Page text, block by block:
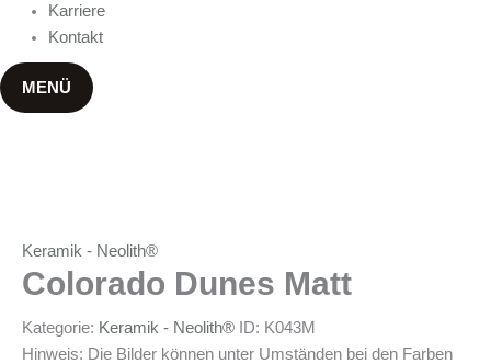
Karriere
Kontakt
MENÜ
Keramik - Neolith®
Colorado Dunes Matt
Kategorie: Keramik - Neolith® ID: K043M
Hinweis: Die Bilder können unter Umständen bei den Farben